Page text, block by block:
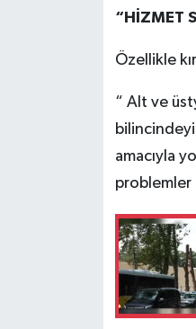
“HİZMET
Özellikle
“ Alt ve
amacıyla
problemler